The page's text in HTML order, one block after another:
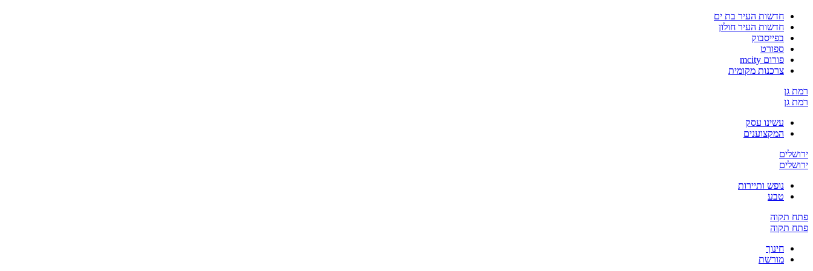
חדשות העיר בת ים
חדשות העיר חולון
בפייסבוק
ספורט
פורום mcity
צרכנות מקומית
רמת גן
רמת גן
עשינו עסק
המקצוענים
ירושלים
ירושלים
נופש ותיירות
טבע
פתח תקוה
פתח תקוה
חינוך
מורשת